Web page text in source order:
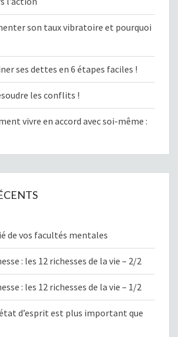
son taux vibratoire et pourquoi
ses dettes en 6 étapes faciles !
les conflits !
vivre en accord avec soi-même :
de vos facultés mentales
: les 12 richesses de la vie – 2/2
: les 12 richesses de la vie – 1/2
d’esprit est plus important que